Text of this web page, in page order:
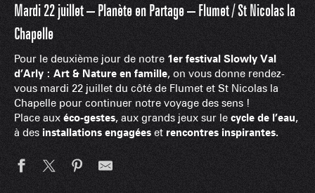
Mardi 22 juillet – Planète en Partage – Flumet / St Nicolas la
Chapelle
Pour le deuxième jour de notre 1er festival Slowly Val
d’Arly : Art & Nature en famille, on vous donne rendez-
vous mardi 22 juillet du côté de Flumet et St Nicolas la
Chapelle pour continuer notre voyage des sens !
Place aux éco-gestes, aux grands jeux sur le cycle de l’eau,
à des installations engagées et rencontres inspirantes.